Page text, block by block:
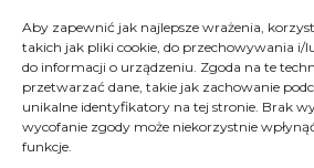
Aby zapewnić jak najlepsze wrażenia,
takich jak pliki cookie, do przechowywania i/
do informacji o urządzeniu. Zgoda na te
przetwarzać dane, takie jak zachowanie
unikalne identyfikatory na tej stronie. Brak
wycofanie zgody może niekorzystnie
funkcje.
obozu na wyspie Lesvos. Coraz
sposoby na to, by ustabilizować
domu dla przybyszów jest teraz
kwestii migracji osiągnąć sukces.
niesie ze sobą jednak rozrywające
kryjących się za tymi liczbami.